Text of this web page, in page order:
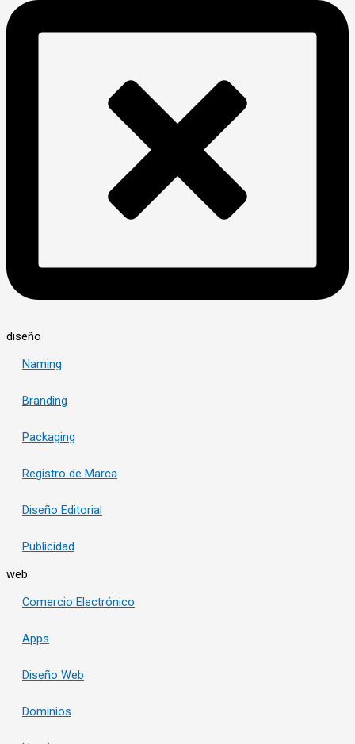
diseño
Naming
Branding
Packaging
Registro de Marca
Diseño Editorial
Publicidad
web
Comercio Electrónico
Apps
Diseño Web
Dominios